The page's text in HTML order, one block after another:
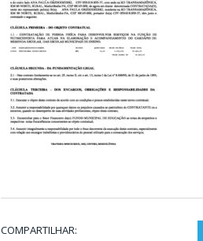
COMPARTILHAR: